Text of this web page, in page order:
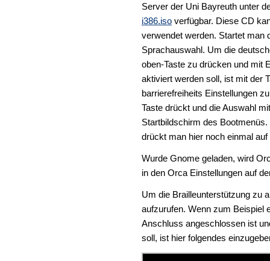
Server der Uni Bayreuth unter
i386.iso verfügbar. Diese CD
verwendet werden. Startet man
Sprachauswahl. Um die
oben-Taste zu drücken und mit
aktiviert werden soll, ist mit der
barrierefreiheits Einstellungen
Taste drückt und die Auswahl
Startbildschirm des
drückt man hier noch einmal auf
Wurde Gnome geladen, wird
in den Orca Einstellungen auf
Um die Brailleunterstützung zu
aufzurufen. Wenn zum Beispiel
Anschluss angeschlossen ist
soll, ist hier folgendes